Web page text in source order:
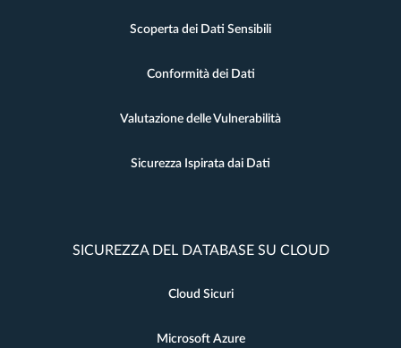
Scoperta dei Dati Sensibili
Conformità dei Dati
Valutazione delle Vulnerabilità
Sicurezza Ispirata dai Dati
SICUREZZA DEL DATABASE SU CLOUD
Cloud Sicuri
Microsoft Azure